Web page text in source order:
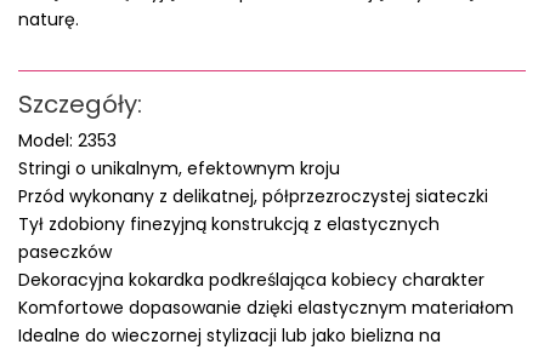
naturę.
Szczegóły:
Model: 2353
Stringi o unikalnym, efektownym kroju
Przód wykonany z delikatnej, półprzezroczystej siateczki
Tył zdobiony finezyjną konstrukcją z elastycznych
paseczków
Dekoracyjna kokardka podkreślająca kobiecy charakter
Komfortowe dopasowanie dzięki elastycznym materiałom
Idealne do wieczornej stylizacji lub jako bielizna na